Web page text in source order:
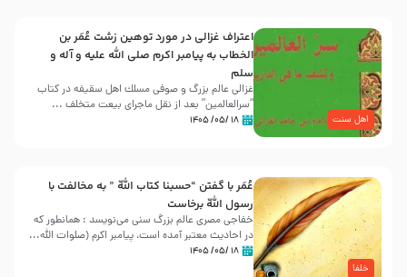
اهل سنت
اعتراف غزالی در مورد توهین زشت عُمَر بن
الخطاب به پیامبر اکرم صلی الله علیه و آله و
سلم
غزالی عالم بزرگ و صوفی مسلك اهل سقيفه در کتاب
“سرالعالمین” بعد از نقل ماجرای بیعت متخلف ...
۱۸ /۰۵/ ۱۴۰۵
خلفا
عُمَر با گفتن “حسبنا كتاب اللّه ” به مخالفت با
رسول اللّه برخاست
خفاجی مصری عالم بزرگ سنی می‌نویسد : همانطور که
در احادیث معتبر آمده است، پیامبر اکرم (صلوات اللّه...
۱۸ /۰۵/ ۱۴۰۵